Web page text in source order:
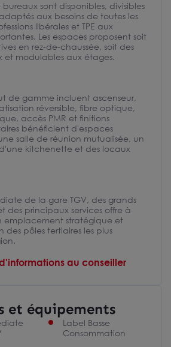
bureaux sont disponibles, divisibles
aux besoins de toutes les
libérales et TPE aux
Les espaces proposent soit
en rez-de-chaussée, soit des
et modulables aux étages.
de gamme incluent ascenseur,
réversible, fibre optique,
accès PMR et finitions
bénéficient d'espaces
salle de réunion mutualisée, un
kitchenette et des locaux
de la gare TGV, des grands
des principaux services offre à
emplacement stratégique et
des pôles tertiaires les plus
au conseiller
et équipements
Label Basse
Consommation